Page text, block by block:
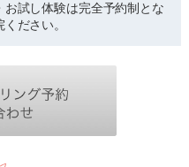
試し体験は完全予約制とな
ださい。